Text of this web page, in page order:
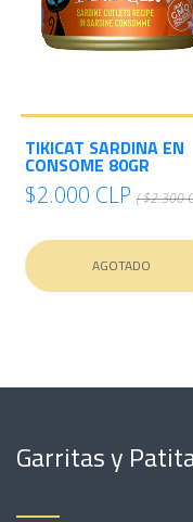
TIKICAT SARDINA EN
CONSOME 80GR
$2.000 CLP ( $2.300
AGOTADO
Garritas y